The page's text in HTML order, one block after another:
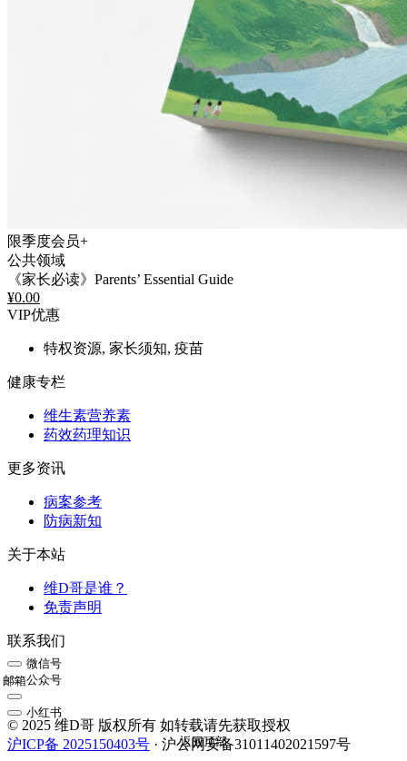
限季度会员+
公共领域
《家长必读》Parents’ Essential Guide
¥0.00
VIP优惠
特权资源, 家长须知, 疫苗
健康专栏
维生素营养素
药效药理知识
更多资讯
病案参考
防病新知
关于本站
维D哥是谁？
免责声明
联系我们
微信号
公众号
邮箱
小红书
© 2025 维D哥 版权所有 如转载请先获取授权
沪ICP备 2025150403号 · 沪公网安备31011402021597号
返回顶部